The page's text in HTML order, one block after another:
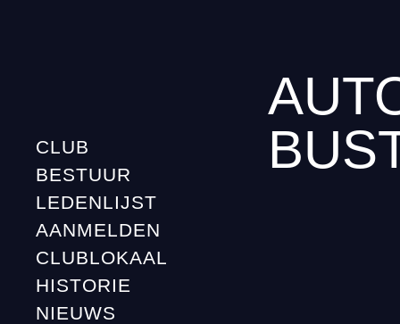
CLUB
BESTUUR
LEDENLIJST
AANMELDEN
CLUBLOKAAL
HISTORIE
NIEUWS